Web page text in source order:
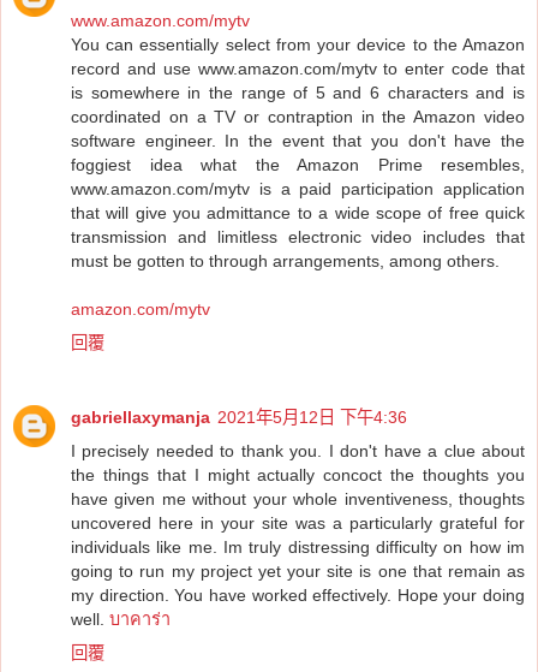
www.amazon.com/mytv
You can essentially select from your device to the Amazon
record and use www.amazon.com/mytv to enter code that
is somewhere in the range of 5 and 6 characters and is
coordinated on a TV or contraption in the Amazon video
software engineer. In the event that you don't have the
foggiest idea what the Amazon Prime resembles,
www.amazon.com/mytv is a paid participation application
that will give you admittance to a wide scope of free quick
transmission and limitless electronic video includes that
must be gotten to through arrangements, among others.
amazon.com/mytv
回覆
gabriellaxymanja 2021年5月12日 下午4:36
I precisely needed to thank you. I don't have a clue about
the things that I might actually concoct the thoughts you
have given me without your whole inventiveness, thoughts
uncovered here in your site was a particularly grateful for
individuals like me. Im truly distressing difficulty on how im
going to run my project yet your site is one that remain as
my direction. You have worked effectively. Hope your doing
well. บาคาร่า
回覆